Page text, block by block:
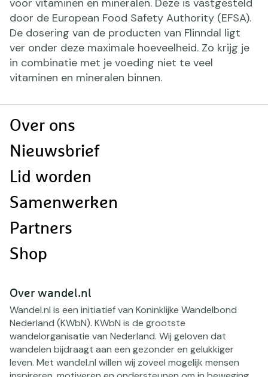
voor vitaminen en mineralen. Deze is vastgesteld
door de European Food Safety Authority (EFSA).
De dosering van de producten van Flinndal ligt
ver onder deze maximale hoeveelheid. Zo krijg je
in combinatie met je voeding niet te veel
vitaminen en mineralen binnen.
Doormat
Over ons
Nieuwsbrief
Lid worden
Samenwerken
Partners
Shop
Over wandel.nl
Wandel.nl is een initiatief van Koninklijke Wandelbond
Nederland (KWbN). KWbN is de grootste
wandelorganisatie van Nederland. Wij geloven dat
wandelen bijdraagt aan een gezonder en gelukkiger
leven. Met wandel.nl willen wij zoveel mogelijk mensen